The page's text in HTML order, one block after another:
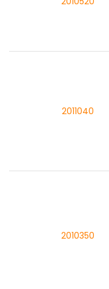
2011040
2010350